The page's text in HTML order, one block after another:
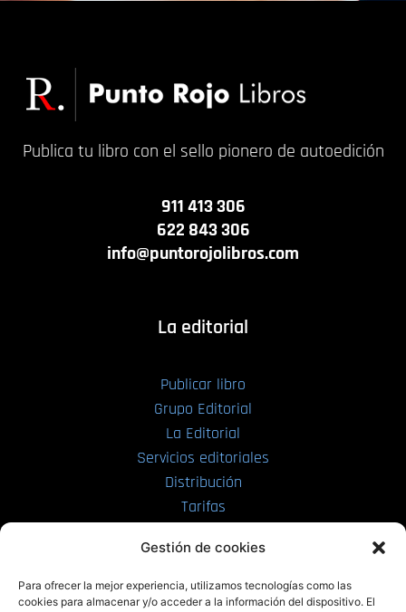
Gestión de cookies
Para ofrecer la mejor experiencia, utilizamos tecnologías como las
cookies para almacenar y/o acceder a la información del dispositivo. El
Publica tu libro con el sello pionero de autoedición
911 413 306
622 843 306
info@puntorojolibros.com
La editorial
Publicar libro
Grupo Editorial
La Editorial
Servicios editoriales
Distribución
Tarifas